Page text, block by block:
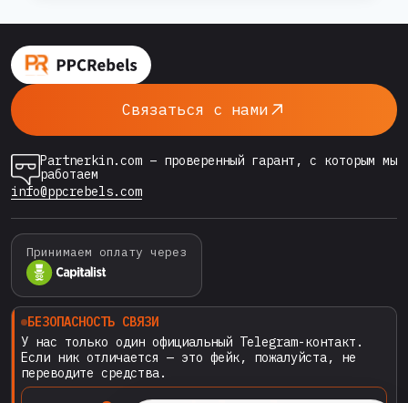
заключили важнейшее партнерство с
Betlive.com — компанией, которая уже
развлечений. 🚀 Почему Betlive.com…
ПАРТНЕРСТВО,
КОТОРОЕ
ПРАВИЛА
GOOGLE
Связаться с нами
Partnerkin.com – проверенный гарант, с которым мы
работаем
info@ppcrebels.com
Принимаем оплату через
БЕЗОПАСНОСТЬ СВЯЗИ
У нас только один официальный Telegram-контакт.
Если ник отличается — это фейк, пожалуйста, не
переводите средства.